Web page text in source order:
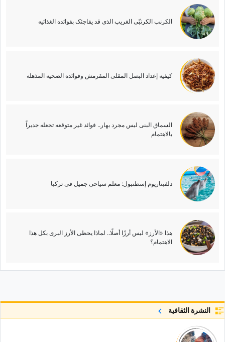
الکرنب الکرنبّی الغریب الذی قد یفاجئک بفوائده الغذائیه
کیفیه إعداد البصل المقلی المقرمش وفوائده الصحیه المذهله
السماق البنی لیس مجرد بهار.. فوائد غیر متوقعه تجعله جدیراً
بالاهتمام
دلفیناریوم إسطنبول: معلم سیاحی جمیل فی ترکیا
هذا «الأرز» لیس أرزًا أصلًا.. لماذا یحظى الأرز البری بکل هذا
الاهتمام؟
النشرة الثقافية